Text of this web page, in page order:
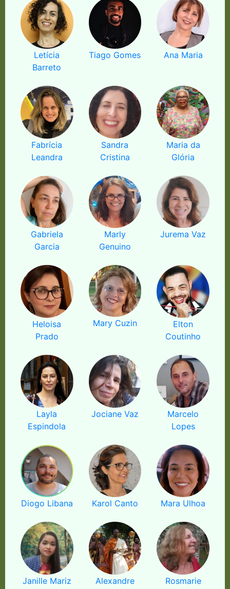
Letícia
Barreto
Tiago Gomes Ana Maria
Fabrícia
Leandra
Sandra
Cristina
Maria da
Glória
Gabriela
Garcia
Marly
Genuino
Jurema Vaz
Heloisa
Prado
Mary Cuzin
Elton
Coutinho
Layla
Espindola
Jociane Vaz
Marcelo
Lopes
Diogo Libana Karol Canto Mara Ulhoa
Janille Mariz
Alexandre
Rosmarie